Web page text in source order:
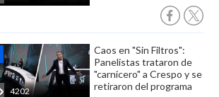
4202
Caos en "Sin Filtros":
Panelistas trataron de
"carnicero" a Crespo y se
retiraron del programa